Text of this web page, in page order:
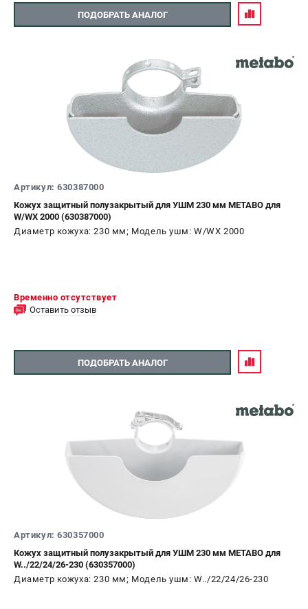
ПОДОБРАТЬ АНАЛОГ
Артикул: 630387000
Кожух защитный полузакрытый для УШМ 230 мм METABO для
W/WX 2000 (630387000)
Диаметр кожуха: 230 мм; Модель ушм: W/WX 2000
Временно отсутствует
Оставить отзыв
ПОДОБРАТЬ АНАЛОГ
Артикул: 630357000
Кожух защитный полузакрытый для УШМ 230 мм METABO для
W../22/24/26-230 (630357000)
Диаметр кожуха: 230 мм; Модель ушм: W../22/24/26-230